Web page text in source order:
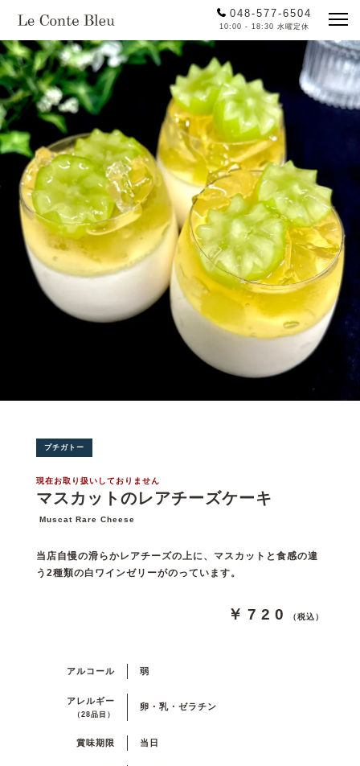
048-577-6504
10:00 - 18:30 水曜定休
プチガトー
現在お取り扱いしておりません
マスカットのレアチーズケーキ
Muscat Rare Cheese
当店自慢の滑らかレアチーズの上に、マスカットと食感の違
う2種類の白ワインゼリーがのっています。
￥720 （税込）
アルコール 弱
アレルギー
（28品目）
卵・乳・ゼラチン
賞味期限 当日